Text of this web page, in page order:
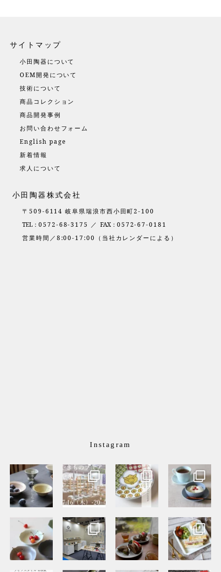
サイトマップ
小田陶器について
OEM開発について
技術について
商品コレクション
商品開発事例
お問い合わせフォーム
English page
新着情報
求人について
小田陶器株式会社
〒509-6114 岐阜県瑞浪市西小田町2-100
TEL： 0572-68-3175 ／ FAX： 0572-67-0181
営業時間／8:00-17:00（当社カレンダーによる）
Instagram